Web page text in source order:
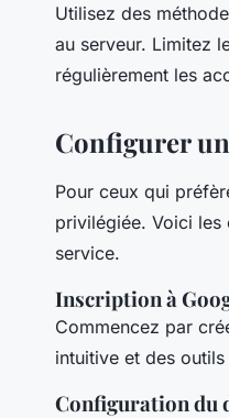
Utilisez des
au serveur. Limitez
régulièrement les
Configurer
Pour ceux qui
privilégiée. Voici
service.
Inscription à
Commencez par
intuitive et des
Configuration du